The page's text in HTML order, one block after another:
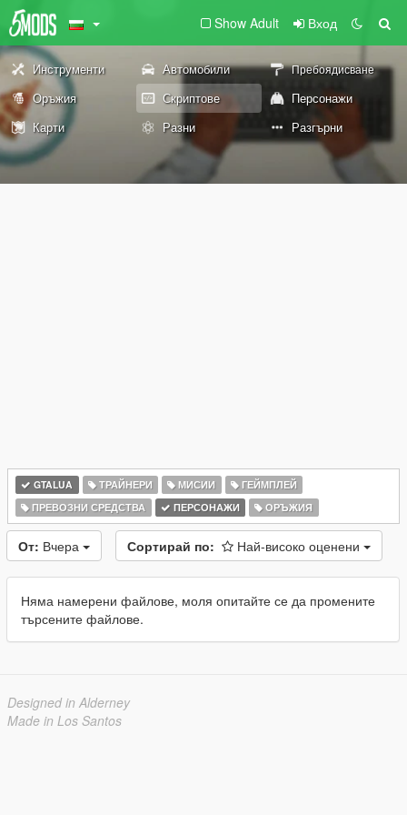
Show Adult Вход
Инструменти Автомобили Пребоядисване
Оръжия Скриптове
Персонажи
Карти
Разни Разгърни
GTALUA ТРАЙНЕРИ МИСИИ
ГЕЙМПЛЕЙ
ПРЕВОЗНИ СРЕДСТВА
ПЕРСОНАЖИ ОРЪЖИЯ
От: Вчера Сортирай по: Най-високо оценени
Няма намерени файлове, моля опитайте се да промените
търсените файлове.
Designed in Alderney
Made in Los Santos